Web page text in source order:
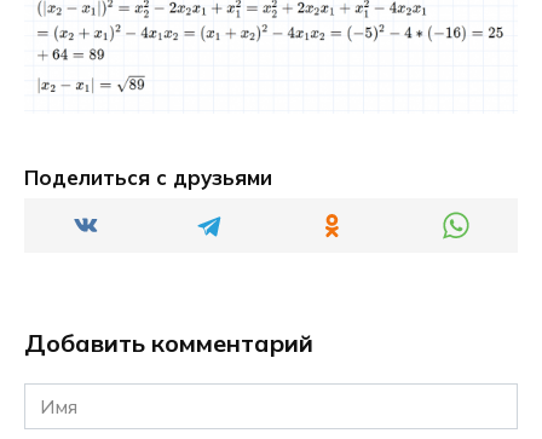
Поделиться с друзьями
Добавить комментарий
Имя
*